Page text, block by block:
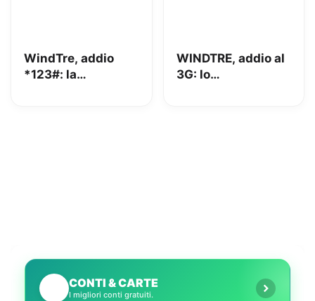
WindTre, addio
*123#: la
WINDTRE, addio al
3G: lo
CONTI & CARTE
I migliori conti gratuiti.